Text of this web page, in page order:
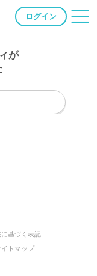
ログイン
が
基づく表記
イトマップ